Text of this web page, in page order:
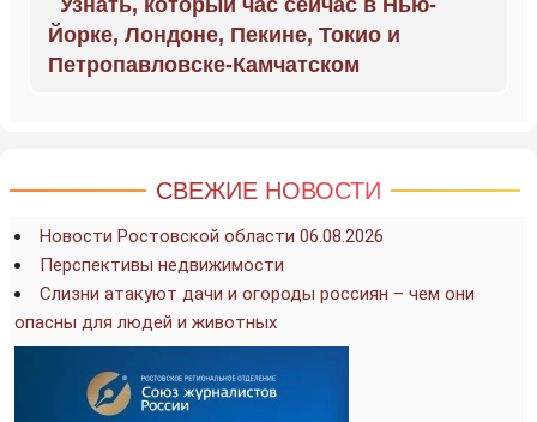
Узнать, который час сейчас в Нью-
Йорке, Лондоне, Пекине, Токио и
Петропавловске-Камчатском
СВЕЖИЕ НОВОСТИ
Новости Ростовской области 06.08.2026
Перспективы недвижимости
Слизни атакуют дачи и огороды россиян – чем они
опасны для людей и животных